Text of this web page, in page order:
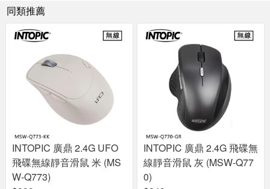
同類推薦
INTOPIC 廣鼎 2.4G UFO
飛碟無線靜音滑鼠 米 (MS
W-Q773)
INTOPIC 廣鼎 2.4G 飛碟無
線靜音滑鼠 灰 (MSW-Q77
0)